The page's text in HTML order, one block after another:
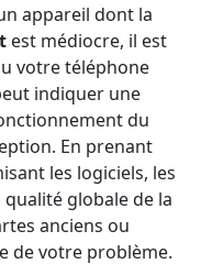
appareil dont la
est médiocre, il est
votre téléphone
indiquer une
du
En prenant
les logiciels, les
globale de la
anciens ou
de votre problème.